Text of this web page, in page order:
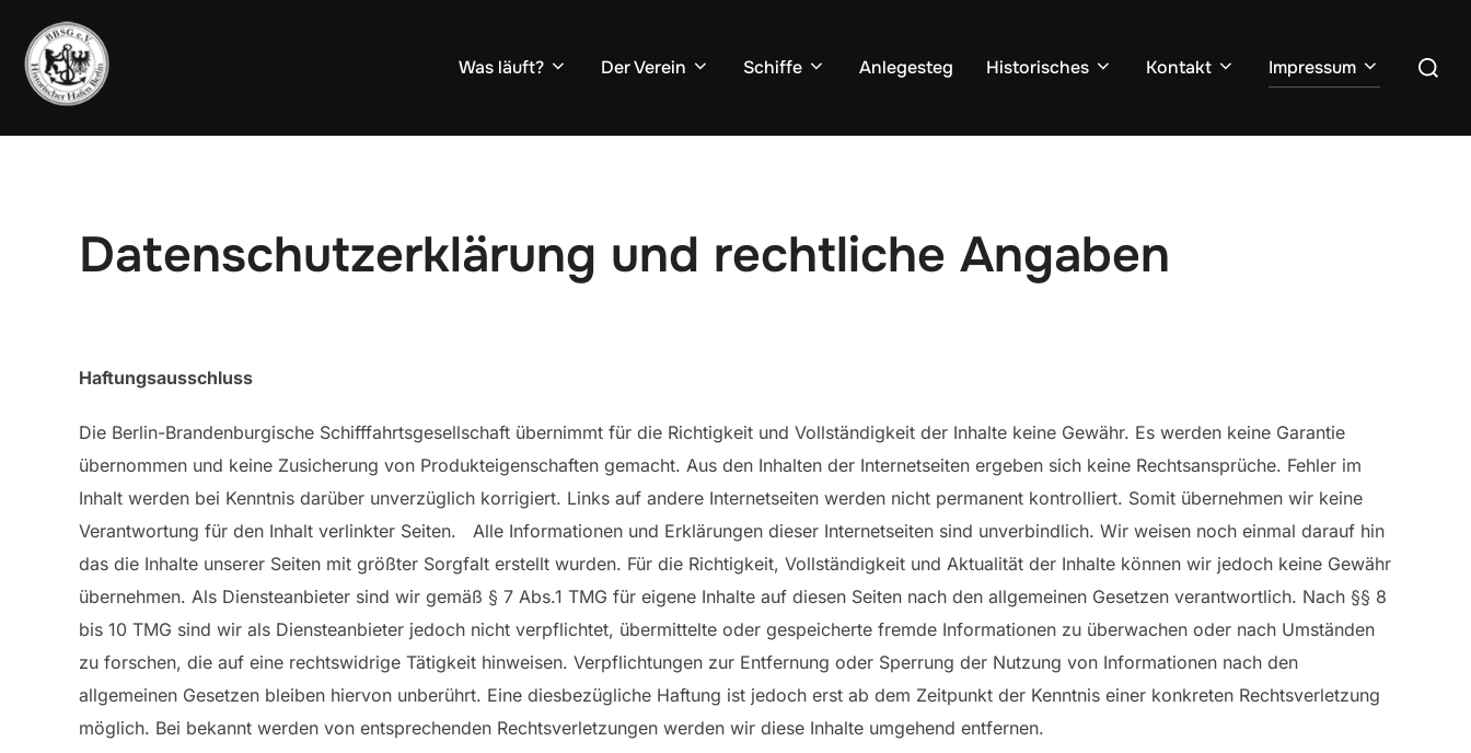
Inhalt
springen
Was läuft? Der Verein Schiffe Anlegesteg Historisches Kontakt Impressum
Suchen
nach:
Datenschutzerklärung und rechtliche Angaben
Haftungsausschluss
Die Berlin-Brandenburgische Schifffahrtsgesellschaft übernimmt für die Richtigkeit und Vollständigkeit der Inhalte keine Gewähr. Es werden keine Garantie
übernommen und keine Zusicherung von Produkteigenschaften gemacht. Aus den Inhalten der Internetseiten ergeben sich keine Rechtsansprüche. Fehler im
Inhalt werden bei Kenntnis darüber unverzüglich korrigiert. Links auf andere Internetseiten werden nicht permanent kontrolliert. Somit übernehmen wir keine
Verantwortung für den Inhalt verlinkter Seiten. Alle Informationen und Erklärungen dieser Internetseiten sind unverbindlich. Wir weisen noch einmal darauf hin
das die Inhalte unserer Seiten mit größter Sorgfalt erstellt wurden. Für die Richtigkeit, Vollständigkeit und Aktualität der Inhalte können wir jedoch keine Gewähr
übernehmen. Als Diensteanbieter sind wir gemäß § 7 Abs.1 TMG für eigene Inhalte auf diesen Seiten nach den allgemeinen Gesetzen verantwortlich. Nach §§ 8
bis 10 TMG sind wir als Diensteanbieter jedoch nicht verpflichtet, übermittelte oder gespeicherte fremde Informationen zu überwachen oder nach Umständen
zu forschen, die auf eine rechtswidrige Tätigkeit hinweisen. Verpflichtungen zur Entfernung oder Sperrung der Nutzung von Informationen nach den
allgemeinen Gesetzen bleiben hiervon unberührt. Eine diesbezügliche Haftung ist jedoch erst ab dem Zeitpunkt der Kenntnis einer konkreten Rechtsverletzung
möglich. Bei bekannt werden von entsprechenden Rechtsverletzungen werden wir diese Inhalte umgehend entfernen.